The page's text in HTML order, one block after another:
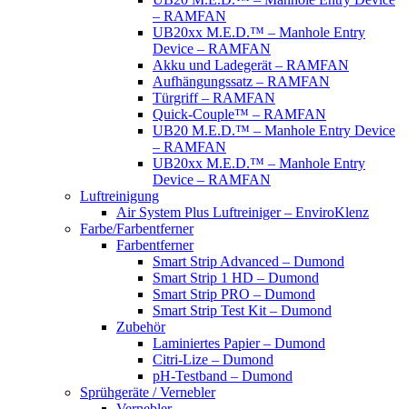
– RAMFAN
UB20xx M.E.D.™ – Manhole Entry
Device – RAMFAN
Akku und Ladegerät – RAMFAN
Aufhängungssatz – RAMFAN
Türgriff – RAMFAN
Quick-Couple™ – RAMFAN
UB20 M.E.D.™ – Manhole Entry Device
– RAMFAN
UB20xx M.E.D.™ – Manhole Entry
Device – RAMFAN
Luftreinigung
Air System Plus Luftreiniger – EnviroKlenz
Farbe/Farbentferner
Farbentferner
Smart Strip Advanced – Dumond
Smart Strip 1 HD – Dumond
Smart Strip PRO – Dumond
Smart Strip Test Kit – Dumond
Zubehör
Laminiertes Papier – Dumond
Citri-Lize – Dumond
pH-Testband – Dumond
Sprühgeräte / Vernebler